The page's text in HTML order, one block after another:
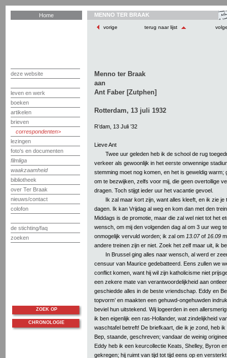
Home
deze website
leven en werk
boeken
artikelen
brieven
correspondenten
lezingen
foto's en documenten
filmliga
waakzaamheid
bibliotheek
over Ter Braak
nieuws/contact
colofon
de stichting/faq
zoeken
MENNO TER BRAAK
vorige terug naar lijst
Menno ter Braak
aan
Ant Faber [Zutphen]
Rotterdam, 13 juli 1932
R’dam, 13 Juli ’32
Lieve Ant
Twee uur geleden heb ik de school de rug
verkeer als gewoonlijk in het eerste onwennige
stemming moet nog komen, en het is geweldig warm;
om te bezwijken, zelfs voor mij, die geen overtollige
dragen. Toch stijgt ieder uur het vacantie gevoel.
Ik zal maar kort zijn, want alles kleeft, en ik zie je
dagen. Ik kan Vrijdag al weg en kom dan met den
Middags is de promotie, maar die zal wel niet tot het
wensch, om mij den volgenden dag al om 3 uur weg
onmogelijk vervuld worden; ik zal om 13.07of 16.09
andere treinen zijn er niet. Zoek het zelf maar uit, ik
In Brussel ging alles naar wensch, al werd er
censuur van Maurice gedebatteerd. Eens zullen we
conflict komen, want hij wil zijn katholicisme niet
een zekere mate van verantwoordelijkheid aan
geschiedde alles in de beste vriendschap. Eddy en
topvorm’ en maakten een gehuwd-ongehuwden
beviel hun uitstekend. Wij logeerden in een
ik ben eigenlijk een ras-Hollander, wat zindelijkheid
waschtafel betreft! De briefkaart, die ik je zond, heb
Bep, staande, geschreven; vandaar de weinig
Eddy heb ik een keurcollectie Keats, Shelley, Byron
gekregen; hij ruimt van tijd tot tijd eens op en
ZOEK OP
CHRONOLOGIE